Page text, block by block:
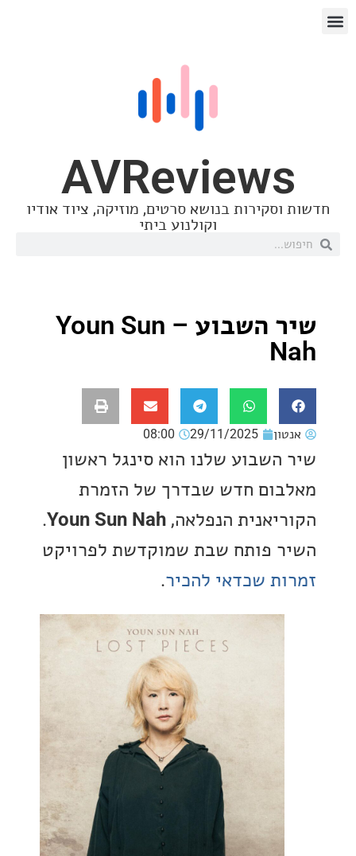
בנושא סרטים, מוזיקה, ציוד אודיו
וקולנוע ביתי
שיר השבוע – Youn Sun
29/11/2025
08:00
שלנו הוא סינגל ראשון
חדש שבדרך של הזמרת
הנפלאה, Youn Sun Nah
.
פותח שבת שמוקדשת לפרויקט
שכדאי להכיר.